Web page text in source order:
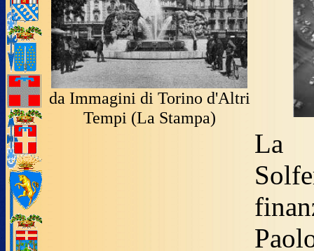
da Immagini di Torino d'Altri
Tempi (La Stampa)
La